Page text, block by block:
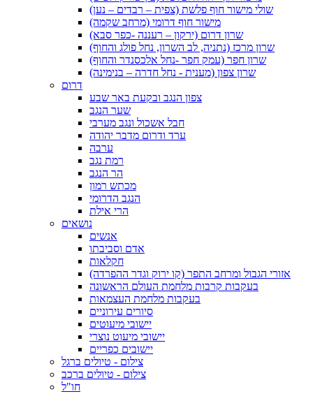
שולי מישור חוף פלשת (צפית – רבדים – נען)
מישור חוף דרומי (מרחב שקמה)
שרון דרום (ירקון – רעננה -כפר סבא)
שרון מרכז (נתניה, לב השרון, נחל פולג והחוף)
שרון חפר (עמק חפר -נחל אלכסנדר והחוף)
שרון צפון (מענית - נחל חדרה – בנימינה)
דרום
צפון הנגב ובקעת באר שבע
שער הנגב
חבל אשכול ונגב מערבי
ערד ודרום מדבר יהודה
ערבה
רמת נגב
הר הנגב
מכתש רמון
הנגב הדרומי
הרי אילת
נושאים
אנשים
אדם וסביבתו
חקלאות
אזורי הגבול ומרחב התפר (קו ירוק וגדר ההפרדה)
בעקבות קרבות מלחמת העולם הראשונה
בעקבות מלחמת העצמאות
סיורים עירוניים
יישובי מיעוטים
יישובי מיעוט נוצרי
יישובים כפריים
צילום - טיולים ברגל
צילום - טיולים ברכב
חו"ל